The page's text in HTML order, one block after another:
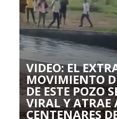
VIDEO: EL
MOVIMIENTO
DE ESTE POZO
VIRAL Y ATRAE
CENTENARES